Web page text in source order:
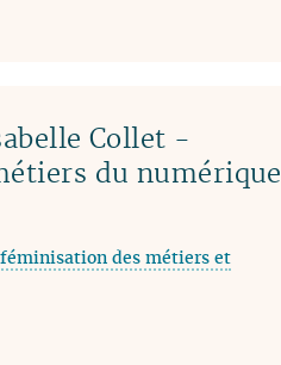
Collet -
du numérique
des métiers et